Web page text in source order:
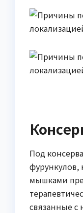
Под
мышками
связанные с